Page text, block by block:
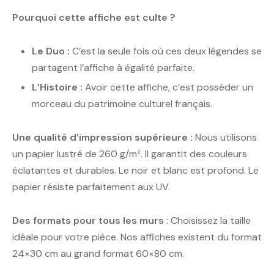
Pourquoi cette affiche est culte ?
Le Duo : C’est la seule fois où ces deux légendes se
partagent l’affiche à égalité parfaite.
L’Histoire : Avoir cette affiche, c’est posséder un
morceau du patrimoine culturel français.
Une qualité d’impression supérieure : Nous utilisons
un papier lustré de 260 g/m². Il garantit des couleurs
éclatantes et durables. Le noir et blanc est profond. Le
papier résiste parfaitement aux UV.
Des formats pour tous les murs : Choisissez la taille
idéale pour votre pièce. Nos affiches existent du format
24×30 cm au grand format 60×80 cm.